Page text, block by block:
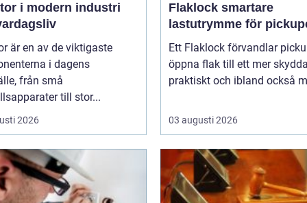
i modern industri
är en av de viktigaste
i dagens
från små
till stor...
2026
Flaklock smartare
lastutrymme för
Ett Flaklock förvandlar
öppna flak till ett mer
praktiskt och ibland också
03 augusti 2026